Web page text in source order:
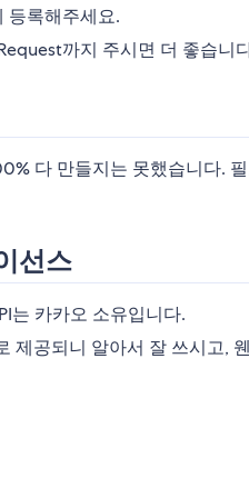
등록해주세요.
까지 주시면 더 좋습니
다 만들지는 못했습니다.
선스
는 카카오 소유입니다.
제공되니 알아서 잘 쓰시고,